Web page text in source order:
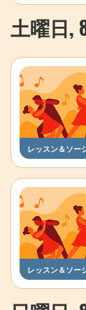
土曜日,
レッスン＆ソー
レッスン＆ソー